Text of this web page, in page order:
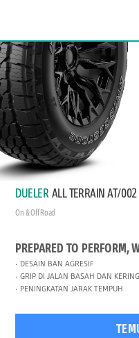
DUELER ALL TERRAIN AT/002
On & Off Road
PREPARED TO PERFORM,
DESAIN BAN AGRESIF
GRIP DI JALAN BASAH DAN
PENINGKATAN JARAK TEMPUH